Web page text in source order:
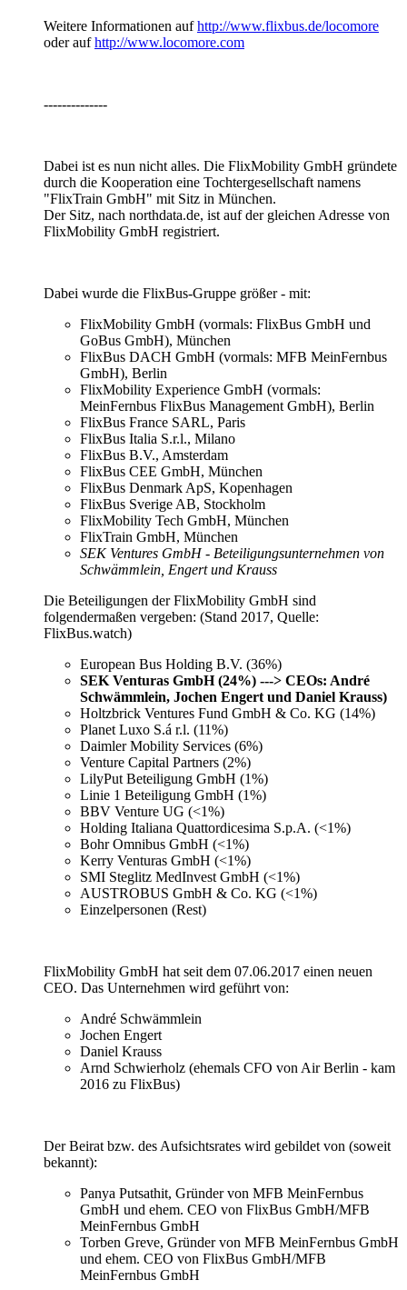
Weitere Informationen aufhttp://www.flixbus.de/locomore
oder aufhttp://www.locomore.com
--------------
Dabei ist es nun nicht alles. Die FlixMobility GmbH gründete
durch die Kooperation eine Tochtergesellschaft namens
"FlixTrain GmbH" mit Sitz in München.
Der Sitz, nach northdata.de, ist auf der gleichen Adresse von
FlixMobility GmbH registriert.
Dabei wurde die FlixBus-Gruppe größer - mit:
FlixMobility GmbH (vormals: FlixBus GmbH und
GoBus GmbH), München
FlixBus DACH GmbH (vormals: MFB MeinFernbus
GmbH), Berlin
FlixMobility Experience GmbH (vormals:
MeinFernbus FlixBus Management GmbH), Berlin
FlixBus France SARL, Paris
FlixBus Italia S.r.l., Milano
FlixBus B.V., Amsterdam
FlixBus CEE GmbH, München
FlixBus Denmark ApS, Kopenhagen
FlixBus Sverige AB, Stockholm
FlixMobility Tech GmbH, München
FlixTrain GmbH, München
SEK Ventures GmbH - Beteiligungsunternehmen von
Schwämmlein, Engert und Krauss
Die Beteiligungen der FlixMobility GmbH sind
folgendermaßen vergeben: (Stand 2017, Quelle:
FlixBus.watch)
European Bus Holding B.V. (36%)
SEK Venturas GmbH (24%) ---> CEOs: André
Schwämmlein, Jochen Engert und Daniel Krauss)
Holtzbrick Ventures Fund GmbH & Co. KG (14%)
Planet Luxo S.á r.l. (11%)
Daimler Mobility Services (6%)
Venture Capital Partners (2%)
LilyPut Beteiligung GmbH (1%)
Linie 1 Beteiligung GmbH (1%)
BBV Venture UG (<1%)
Holding Italiana Quattordicesima S.p.A. (<1%)
Bohr Omnibus GmbH (<1%)
Kerry Venturas GmbH (<1%)
SMI Steglitz MedInvest GmbH (<1%)
AUSTROBUS GmbH & Co. KG (<1%)
Einzelpersonen (Rest)
FlixMobility GmbH hat seit dem 07.06.2017 einen neuen
CEO. Das Unternehmen wird geführt von:
André Schwämmlein
Jochen Engert
Daniel Krauss
Arnd Schwierholz (ehemals CFO von Air Berlin - kam
2016 zu FlixBus)
Der Beirat bzw. des Aufsichtsrates wird gebildet von (soweit
bekannt):
Panya Putsathit, Gründer von MFB MeinFernbus
GmbH und ehem. CEO von FlixBus GmbH/MFB
MeinFernbus GmbH
Torben Greve, Gründer von MFB MeinFernbus GmbH
und ehem. CEO von FlixBus GmbH/MFB
MeinFernbus GmbH